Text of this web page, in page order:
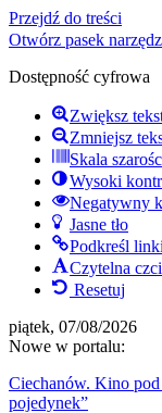
Przejdź do treści
Otwórz pasek
Dostępność cyfrowa
Zwiększ
Zmniejsz
Skala
Wysoki
Negatywny
Jasne tło
Podkreśl linki
Czytelna
Resetuj
piątek, 07/08/2026
Nowe w portalu:
Ciechanów. Kino
pojedynek”